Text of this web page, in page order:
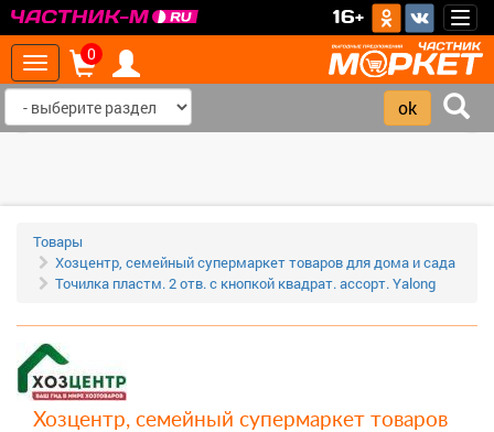
16+
Toggle
navigation
0
Товары
Хозцентр, семейный супермаркет товаров для дома и сада
Точилка пластм. 2 отв. с кнопкой квадрат. ассорт. Yalong
Хозцентр, семейный супермаркет товаров
‹ ›